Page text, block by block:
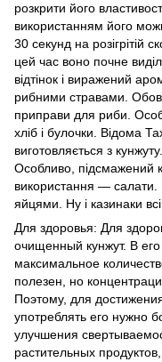
розкрити його
використанням його
30 секунд на розігрітій
цей час воно почне
відтінок і виражений
рибними стравами.
приправи для риби.
хліб і булочки. Відома
виготовляється з
Особливо, підсмажений
використання ― салати.
яйцями. Ну і казинаки
Для здоровья: Для
очищенный кунжут. В
максимальное
полезен, но
Поэтому, для
употреблять его нужно
улучшения
растительных